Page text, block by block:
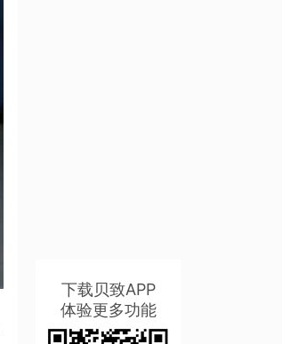
下载贝致APP
体验更多功能